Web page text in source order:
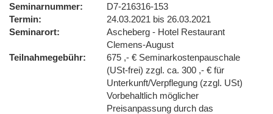
Seminarnummer
D7-216316-153
Termin
24.03.2021 bis 26.03.2021
Seminarort
Ascheberg - Hotel Restaurant
Clemens-August
Teilnahmegebühr
675 ,- € Seminarkostenpauschale
(USt-frei) zzgl. ca. 300 ,- € für
Unterkunft/Verpflegung (zzgl. USt)
Vorbehaltlich möglicher
Preisanpassung durch das